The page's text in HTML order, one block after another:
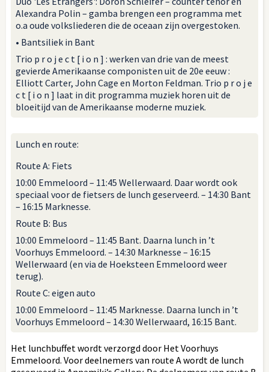
Alexandra Polin – gamba brengen een programma met
o.a oude volksliederen die de oceaan zijn overgestoken.
• Bantsiliek in Bant
Trio p r o j e c t [ i o n ] : werken van drie van de meest
gevierde Amerikaanse componisten uit de 20e eeuw :
Elliott Carter, John Cage en Morton Feldman. Trio p r o j e
c t [ i o n ] laat in dit programma muziek horen uit de
bloeitijd van de Amerikaanse moderne muziek.
Lunch en route:
Route A: Fiets
10:00 Emmeloord – 11:45 Wellerwaard. Daar wordt ook
speciaal voor de fietsers de lunch geserveerd. – 14:30 Bant
– 16:15 Marknesse.
Route B: Bus
10:00 Emmeloord – 11:45 Bant. Daarna lunch in ’t
Voorhuys Emmeloord. – 14:30 Marknesse – 16:15
Wellerwaard (en via de Hoeksteen Emmeloord weer
terug).
Route C: eigen auto
10:00 Emmeloord – 11:45 Marknesse. Daarna lunch in ’t
Voorhuys Emmeloord – 14:30 Wellerwaard, 16:15 Bant.
Het lunchbuffet wordt verzorgd door Het Voorhuys
Emmeloord. Voor deelnemers van route A wordt de lunch